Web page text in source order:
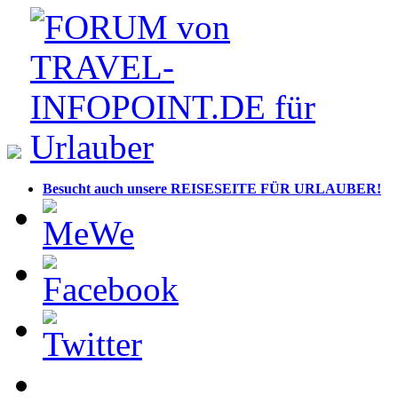
Besucht auch unsere REISESEITE FÜR URLAUBER!